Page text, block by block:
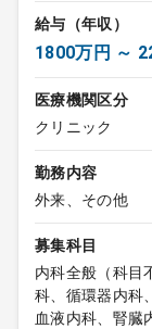
給与（年収）
1800万円 ～
医療機関区分
クリニック
勤務内容
外来、その他
募集科目
内科全般（科目
科、循環器内科
血液内科、腎臓